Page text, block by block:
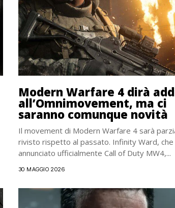
Modern Warfare 4 dirà
all’Omnimovement, ma ci
saranno comunque novità
Il movement di Modern Warfare 4 sarà
rivisto rispetto al passato. Infinity Ward, che
annunciato ufficialmente Call of Duty MW4,...
30 MAGGIO 2026